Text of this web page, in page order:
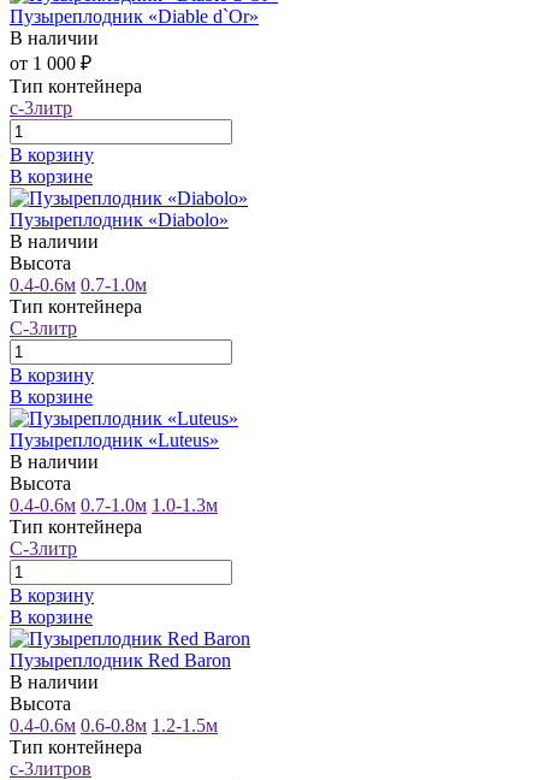
Пузыреплодник «Diable d`Or»
В наличии
от 1 000 ₽
Тип контейнера
с-3литр
В корзину
В корзине
Пузыреплодник «Diabolo»
В наличии
Высота
0.4-0.6м 0.7-1.0м
Тип контейнера
С-3литр
В корзину
В корзине
Пузыреплодник «Luteus»
В наличии
Высота
0.4-0.6м 0.7-1.0м 1.0-1.3м
Тип контейнера
С-3литр
В корзину
В корзине
Пузыреплодник Red Baron
В наличии
Высота
0.4-0.6м 0.6-0.8м 1.2-1.5м
Тип контейнера
с-3литров